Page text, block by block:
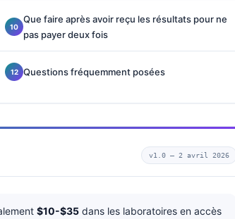
Que faire après avoir reçu les résultats pour ne
pas payer deux fois
Questions fréquemment posées
v1.0 — 2 avril 2026
$10-$35 dans les laboratoires en accès